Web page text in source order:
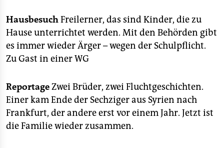
HausbesuchFreilerner, das sind Kinder, die zu
Hause unterrichtet werden. Mit den Behörden gibt
es immer wieder Ärger – wegen der Schulpflicht.
Zu Gast in einer WG
ReportageZwei Brüder, zwei Fluchtgeschichten.
Einer kam Ende der Sechziger aus Syrien nach
Frankfurt, der andere erst vor einem Jahr. Jetzt ist
die Familie wieder zusammen.